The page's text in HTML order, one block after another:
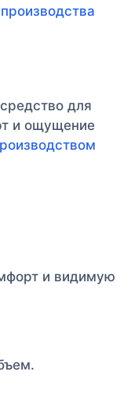
производства
для
и ощущение
и видимую